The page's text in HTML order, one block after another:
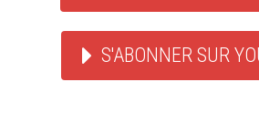
S'ABONNER SUR